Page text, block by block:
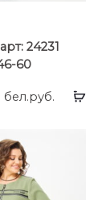
24231
60
бел.руб.